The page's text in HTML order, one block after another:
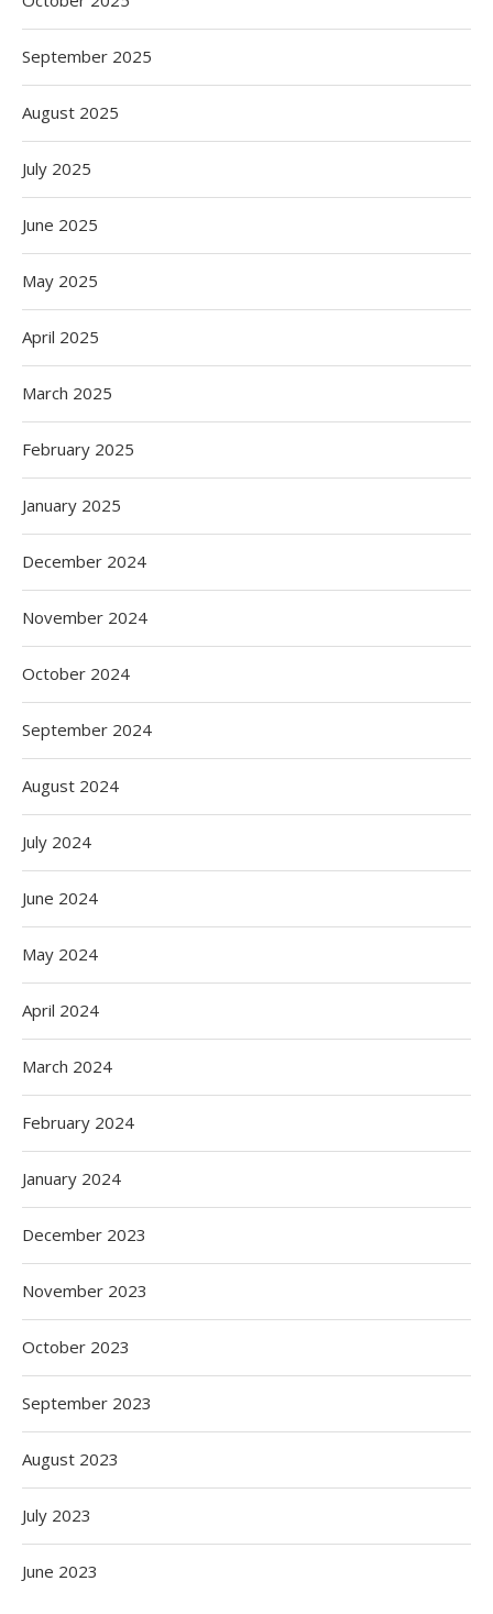
September 2025
August 2025
July 2025
June 2025
May 2025
April 2025
March 2025
February 2025
January 2025
December 2024
November 2024
October 2024
September 2024
August 2024
July 2024
June 2024
May 2024
April 2024
March 2024
February 2024
January 2024
December 2023
November 2023
October 2023
September 2023
August 2023
July 2023
June 2023